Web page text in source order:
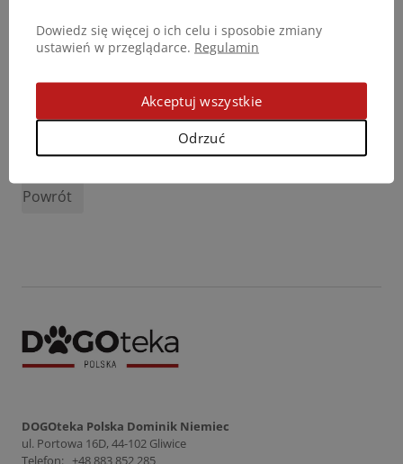
Powrót
DOGOteka Polska Dominik Niemiec
ul. Portowa 16D, 44-102 Gliwice
Telefon: +48 883 852 285
Dowiedz się więcej o ich celu i sposobie zmiany
ustawień w przeglądarce. Regulamin
Odrzuć
Akceptuj wszystkie